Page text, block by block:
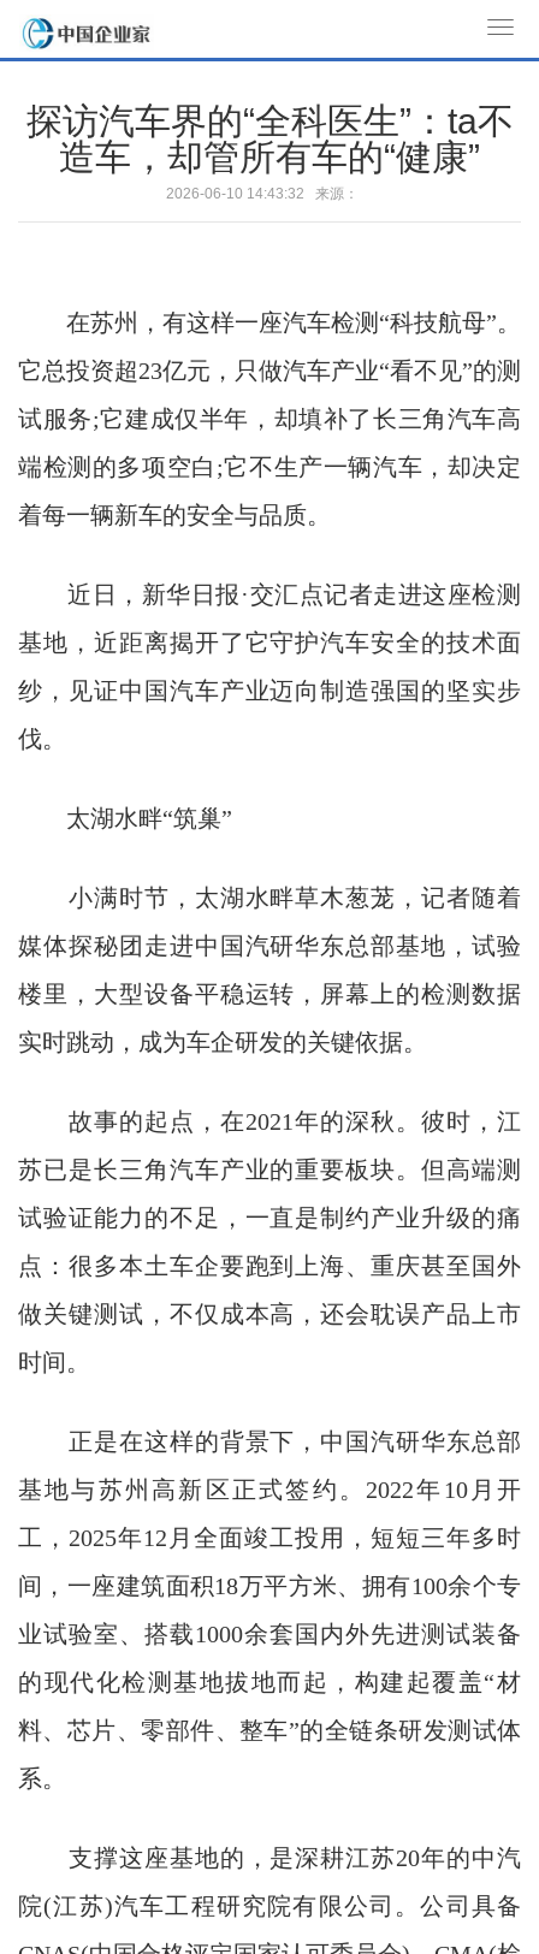
o
a
i
o
n
探访汽车界的“全科医生”：ta不
造车，却管所有车的“健康”
2026-06-10 14:43:32 来源：
​在苏州，有这样一座汽车检测“科技航母”。
它总投资超23亿元，只做汽车产业“看不见”的测
试服务;它建成仅半年，却填补了长三角汽车高
端检测的多项空白;它不生产一辆汽车，却决定
着每一辆新车的安全与品质。
近日，新华日报·交汇点记者走进这座检测
基地，近距离揭开了它守护汽车安全的技术面
纱，见证中国汽车产业迈向制造强国的坚实步
伐。
太湖水畔“筑巢”
小满时节，太湖水畔草木葱茏，记者随着
媒体探秘团走进中国汽研华东总部基地，试验
楼里，大型设备平稳运转，屏幕上的检测数据
实时跳动，成为车企研发的关键依据。
故事的起点，在2021年的深秋。彼时，江
苏已是长三角汽车产业的重要板块。但高端测
试验证能力的不足，一直是制约产业升级的痛
点：很多本土车企要跑到上海、重庆甚至国外
做关键测试，不仅成本高，还会耽误产品上市
时间。
正是在这样的背景下，中国汽研华东总部
基地与苏州高新区正式签约。2022年10月开
工，2025年12月全面竣工投用，短短三年多时
间，一座建筑面积18万平方米、拥有100余个专
业试验室、搭载1000余套国内外先进测试装备
的现代化检测基地拔地而起，构建起覆盖“材
料、芯片、零部件、整车”的全链条研发测试体
系。
支撑这座基地的，是深耕江苏20年的中汽
院(江苏)汽车工程研究院有限公司。公司具备